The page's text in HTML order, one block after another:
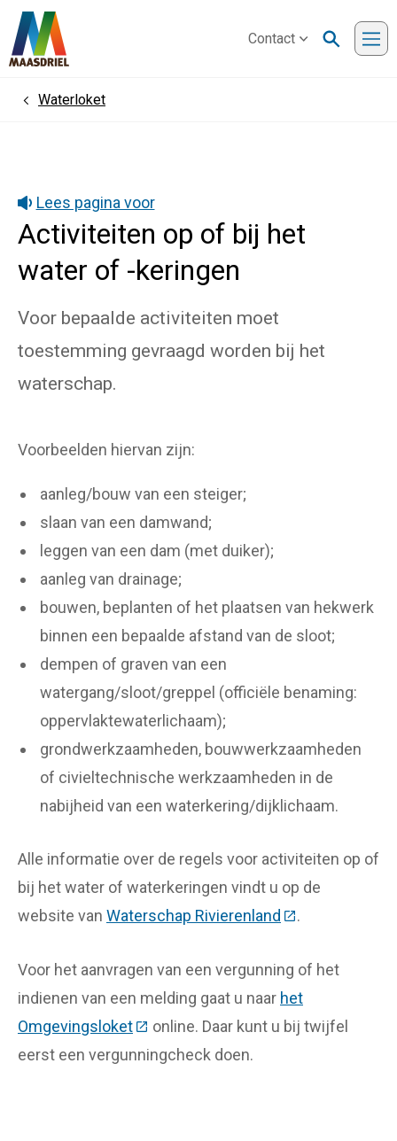
Contact
HomeWaterloket
Lees pagina voor
Activiteiten op of bij het
water of -keringen
Voor bepaalde activiteiten moet
toestemming gevraagd worden bij het
waterschap.
Voorbeelden hiervan zijn:
aanleg/bouw van een steiger;
slaan van een damwand;
leggen van een dam (met duiker);
aanleg van drainage;
bouwen, beplanten of het plaatsen van hekwerk
binnen een bepaalde afstand van de sloot;
dempen of graven van een
watergang/sloot/greppel (officiële benaming:
oppervlaktewaterlichaam);
grondwerkzaamheden, bouwwerkzaamheden
of civieltechnische werkzaamheden in de
nabijheid van een waterkering/dijklichaam.
Alle informatie over de regels voor activiteiten op of
bij het water of waterkeringen vindt u op de
website van Waterschap Rivierenland (Deze link gaat
.
Voor het aanvragen van een vergunning of het
indienen van een melding gaat u naar het
Omgevingsloket(Deze link gaat naar een externe
online. Daar kunt u bij twijfel
eerst een vergunningcheck doen.